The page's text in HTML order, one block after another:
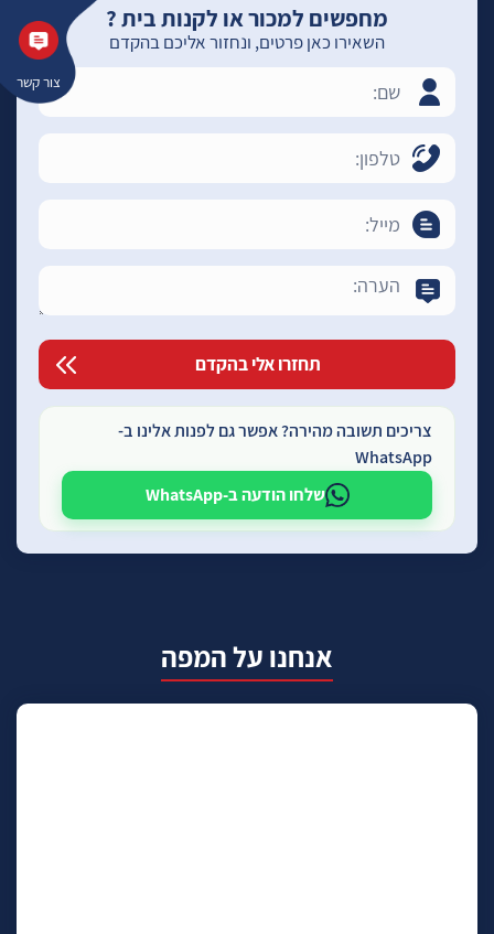
צור קשר
מחפשים למכור או לקנות בית ?
השאירו כאן פרטים, ונחזור אליכם בהקדם
צריכים תשובה מהירה? אפשר גם לפנות אלינו ב-
WhatsApp
שלחו הודעה ב-WhatsApp
אנחנו על המפה